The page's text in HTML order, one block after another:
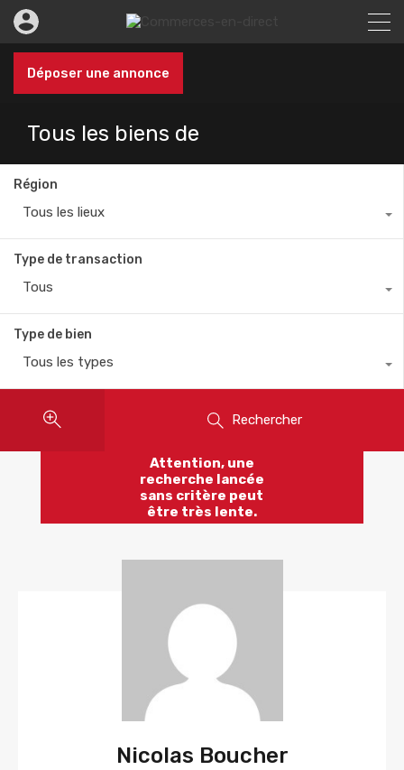
Déposer une annonce
Tous les biens de
Région
Tous les lieux
Type de transaction
Tous
Type de bien
Tous les types
Rechercher
Attention, une
recherche lancée
sans critère peut
être très lente.
Nicolas Boucher